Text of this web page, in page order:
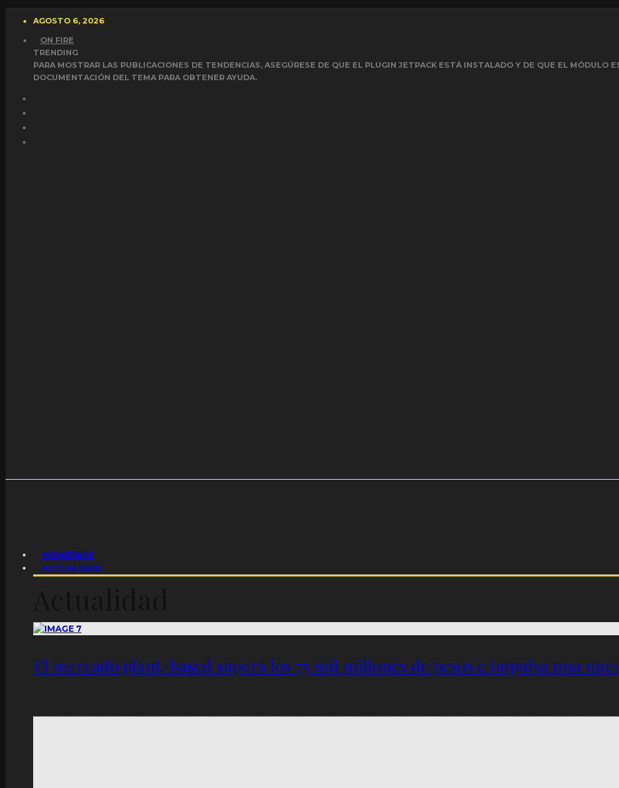
AGOSTO 6, 2026
ON FIRE
TRENDING
PARA MOSTRAR LAS PUBLICACIONES DE TENDENCIAS, ASEGÚRESE DE QUE EL PLUGIN JETPACK ESTÁ INSTALADO Y DE QUE EL MÓDULO
DOCUMENTACIÓN DEL TEMA PARA OBTENER AYUDA.
HOMEPAGE
ACTUALIDAD
El mercado plant-based supera los 75 mil millones de pesos e impulsa una